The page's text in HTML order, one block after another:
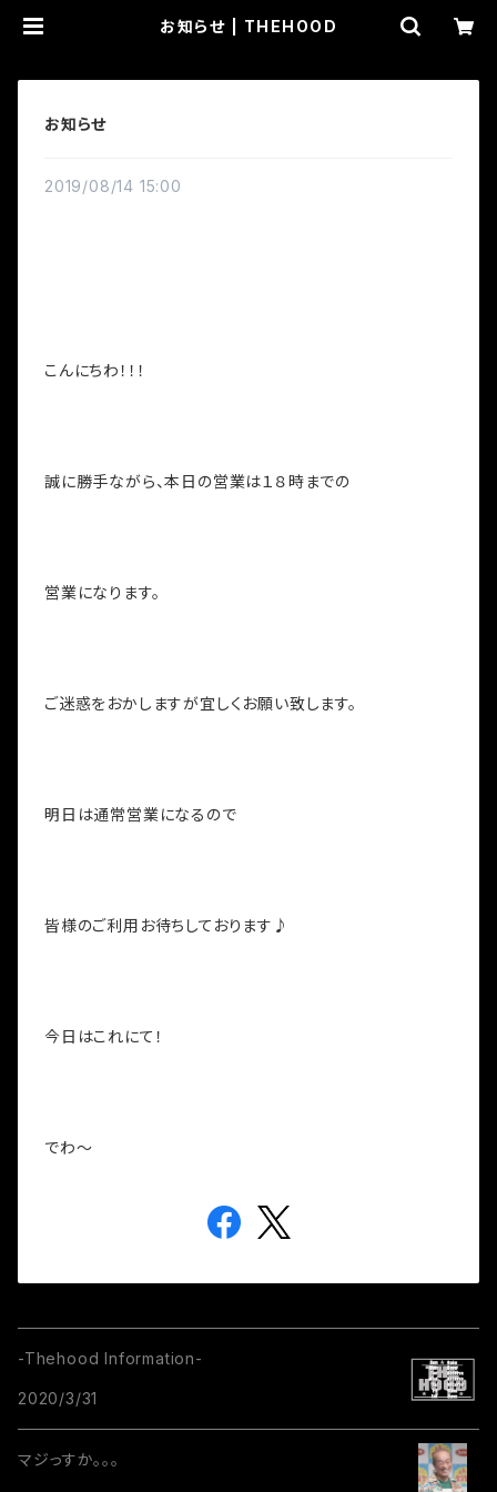
お知らせ | THEHOOD
お知らせ
2019/08/14 15:00
こんにちわ！！！
誠に勝手ながら、本日の営業は１８時までの
営業になります。
ご迷惑をおかしますが宜しくお願い致します。
明日は通常営業になるので
皆様のご利用お待ちしております♪
今日はこれにて！
でわ～
-Thehood Information-
2020/3/31
マジっすか。。。